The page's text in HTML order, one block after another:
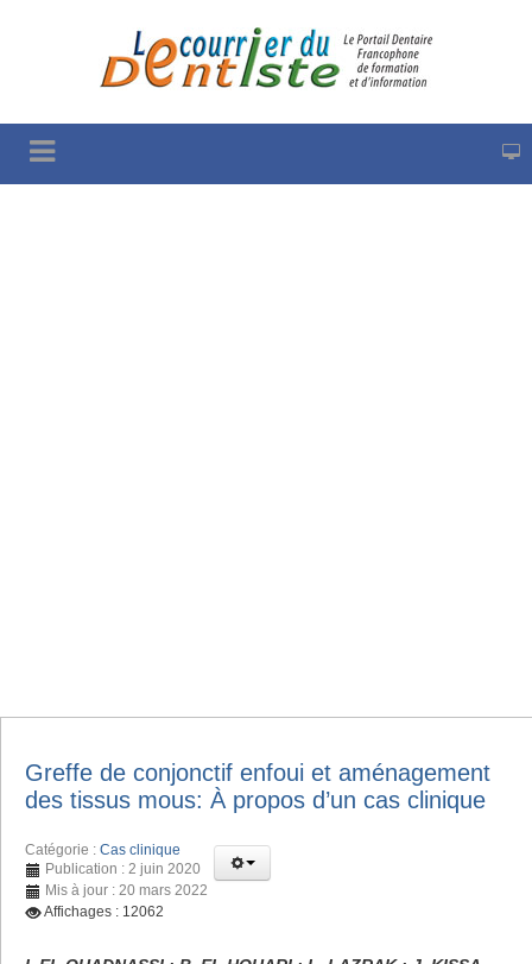
Greffe de conjonctif enfoui et aménagement
des tissus mous: À propos d’un cas clinique
Catégorie : Cas clinique
Publication : 2 juin 2020
Mis à jour : 20 mars 2022
Affichages : 12062